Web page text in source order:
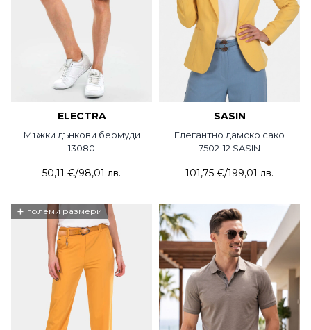
ELECTRA
Мъжки дънкови бермуди
13080
50,11 €/98,01 лв.
SASIN
Елегантно дамско сако
7502-12 SASIN
101,75 €/199,01 лв.
+ големи размери